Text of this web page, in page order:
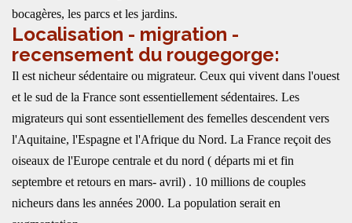
bocagères, les parcs et les jardins.
Localisation - migration -
recensement du rougegorge:
Il est nicheur sédentaire ou migrateur. Ceux qui vivent dans l'ouest
et le sud de la France sont essentiellement sédentaires. Les
migrateurs qui sont essentiellement des femelles descendent vers
l'Aquitaine, l'Espagne et l'Afrique du Nord. La France reçoit des
oiseaux de l'Europe centrale et du nord ( départs mi et fin
septembre et retours en mars- avril) . 10 millions de couples
nicheurs dans les années 2000. La population serait en